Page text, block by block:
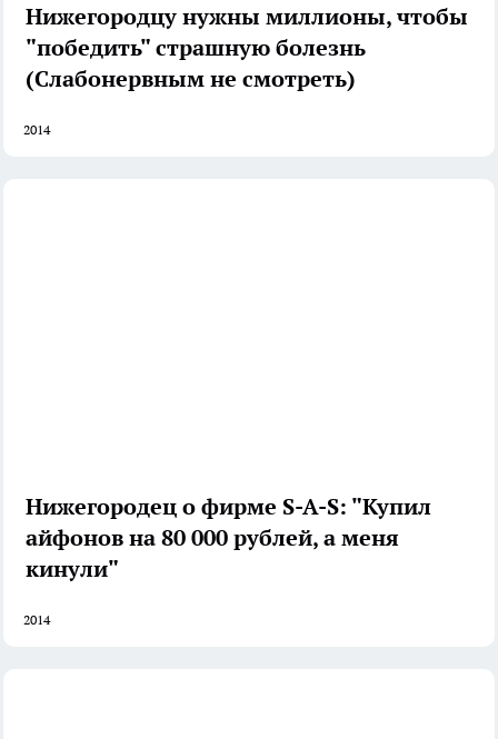
Нижегородцу нужны миллионы, чтобы
"победить" страшную болезнь
(Слабонервным не смотреть)
2014
Нижегородец о фирме S-A-S: "Купил
айфонов на 80 000 рублей, а меня
кинули"
2014